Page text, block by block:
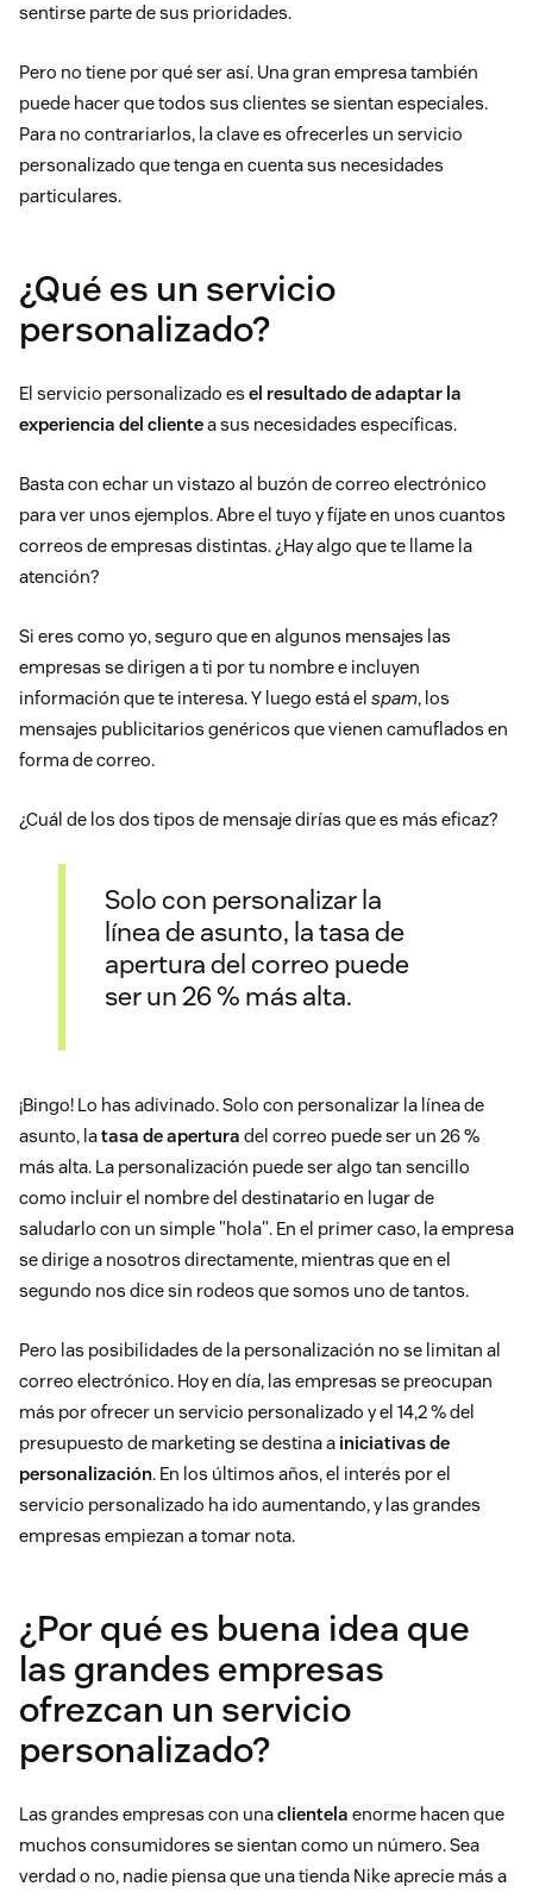
sentirse parte de sus prioridades.
Pero no tiene por qué ser así. Una gran empresa también
puede hacer que todos sus clientes se sientan especiales.
Para no contrariarlos, la clave es ofrecerles un servicio
personalizado que tenga en cuenta sus necesidades
particulares.
¿Qué es un servicio
personalizado?
El servicio personalizado es el resultado de adaptar la
experiencia del clientea sus necesidades específicas.
Basta con echar un vistazo al buzón de correo electrónico
para ver unos ejemplos. Abre el tuyo y fíjate en unos cuantos
correos de empresas distintas. ¿Hay algo que te llame la
atención?
Si eres como yo, seguro que en algunos mensajes las
empresas se dirigen a ti por tu nombre e incluyen
información que te interesa. Y luego está el spam, los
mensajes publicitarios genéricos que vienen camuflados en
forma de correo.
¿Cuál de los dos tipos de mensaje dirías que es más eficaz?
Solo con personalizar la
línea de asunto, la tasa de
apertura del correo puede
ser un 26 % más alta.
¡Bingo! Lo has adivinado. Solo con personalizar la línea de
asunto, latasa de apertura del correo puede ser un 26 %
más alta. La personalización puede ser algo tan sencillo
como incluir el nombre del destinatario en lugar de
saludarlo con un simple "hola". En el primer caso, la empresa
se dirige a nosotros directamente, mientras que en el
segundo nos dice sin rodeos que somos uno de tantos.
Pero las posibilidades de la personalización no se limitan al
correo electrónico. Hoy en día, las empresas se preocupan
más por ofrecer un servicio personalizado y el 14,2 % del
presupuesto de marketing se destina a iniciativas de
personalización. En los últimos años, el interés por el
servicio personalizado ha ido aumentando, y las grandes
empresas empiezan a tomar nota.
¿Por qué es buena idea que
las grandes empresas
ofrezcan un servicio
personalizado?
Las grandes empresas con unaclientela enorme hacen que
muchos consumidores se sientan como un número. Sea
verdad o no, nadie piensa que una tienda Nike aprecie más a